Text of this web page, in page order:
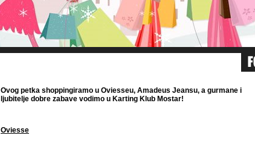
Ovog petka shoppingiramo u Oviesseu, Amadeus Jeansu, a gurmane i
ljubitelje dobre zabave vodimo u Karting Klub Mostar!
Oviesse